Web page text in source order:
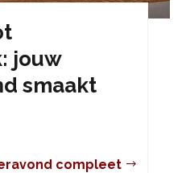
jouw
smaakt
compleet